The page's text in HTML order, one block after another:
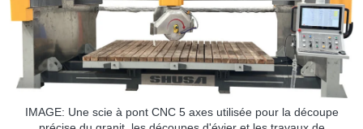
IMAGE: Une scie à pont CNC 5 axes utilisée pour la découpe